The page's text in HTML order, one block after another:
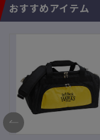
おすすめアイテム